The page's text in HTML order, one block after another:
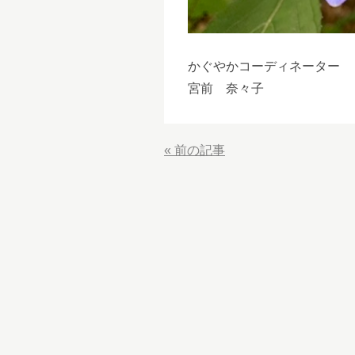
かぐやかコーディネーター
宮前 奈々子
« 前の記事